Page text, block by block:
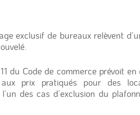
exclusif de bureaux relèvent
du Code de commerce prévoit
prix pratiqués pour des
des cas d’exclusion du